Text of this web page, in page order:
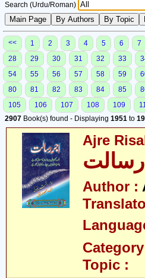
Search (Urdu/Roman)
<< 1 2 3 4 5 6 7
28
29 30 31 32 33
54
55 56 57 58 59
80
81 82 83 84 85
105
106 107 108 109
2907 Book(s) found - Displaying 1951 to
Ajre
Author :
Topic :